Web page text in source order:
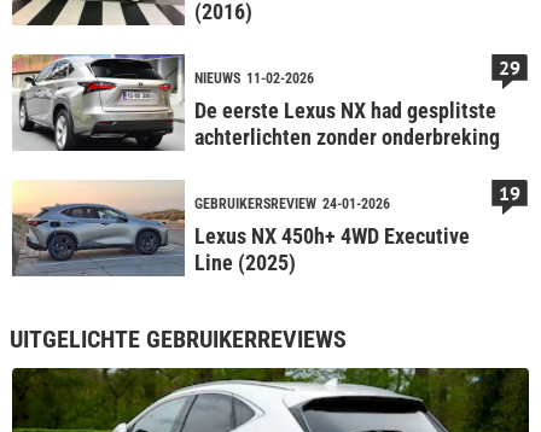
(2016)
NIEUWS 11-02-2026
De eerste Lexus NX had gesplitste
achterlichten zonder onderbreking
29
GEBRUIKERSREVIEW 24-01-2026
Lexus NX 450h+ 4WD Executive
Line (2025)
19
UITGELICHTE GEBRUIKERREVIEWS